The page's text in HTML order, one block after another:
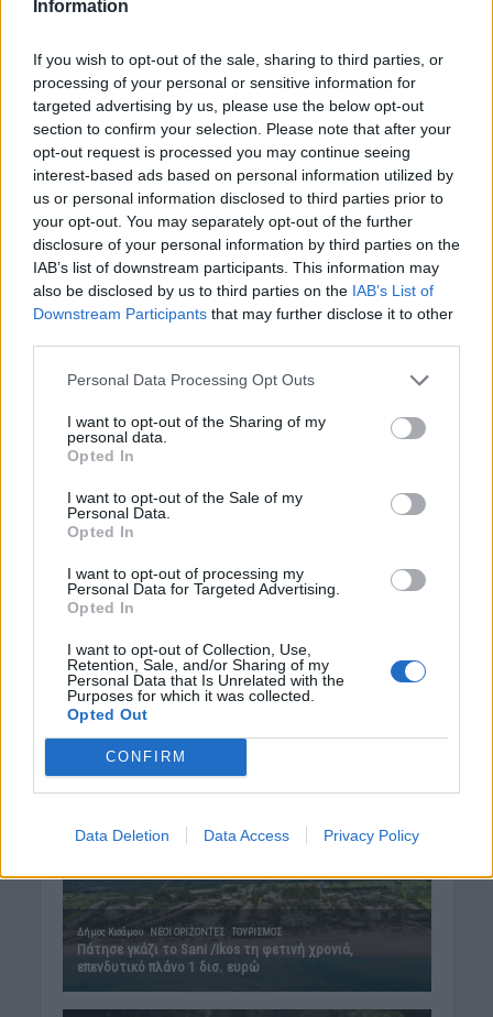
Information
If you wish to opt-out of the sale, sharing to third parties, or
processing of your personal or sensitive information for
targeted advertising by us, please use the below opt-out
section to confirm your selection. Please note that after your
opt-out request is processed you may continue seeing
interest-based ads based on personal information utilized by
us or personal information disclosed to third parties prior to
your opt-out. You may separately opt-out of the further
disclosure of your personal information by third parties on the
IAB’s list of downstream participants. This information may
also be disclosed by us to third parties on the IAB’s List of
Downstream Participants that may further disclose it to other
Personal Data Processing Opt Outs
I want to opt-out of the Sharing of my
personal data.
Opted In
I want to opt-out of the Sale of my
Personal Data.
Opted In
I want to opt-out of processing my
Personal Data for Targeted Advertising.
Opted In
I want to opt-out of Collection, Use,
Retention, Sale, and/or Sharing of my
Personal Data that Is Unrelated with the
Purposes for which it was collected.
Opted Out
CONFIRM
Data Deletion Data Access Privacy Policy
10 Αυγούστου 2026 09:03
ΓΕΎΣΗ - ΨΥΧΑΓΩΓΊΑ
Συνταγή: Κολοκυθομπούρεκο με
10 Αυγούστου 2026 07:55
ΕΝΔΙΑΦΕΡΟΝΤΑ
Τα ζώδια της Δευτέρας 10 Αυγούστου
10 Αυγούστου 2026 07:51
ΓΕΎΣΗ - ΨΥΧΑΓΩΓΊΑ • ΝΟΜΌΣ ΧΑΝΊΩΝ
Κινηματογράφο “Κήπος”
10 Αυγούστου 2026 07:48
ΓΕΎΣΗ - ΨΥΧΑΓΩΓΊΑ • ΝΟΜΌΣ ΧΑΝΊΩΝ
Χανιά: “Μάγια η Μέλισσα” – Θεατρική
Δημοφιλή αυτή την εβδομάδα